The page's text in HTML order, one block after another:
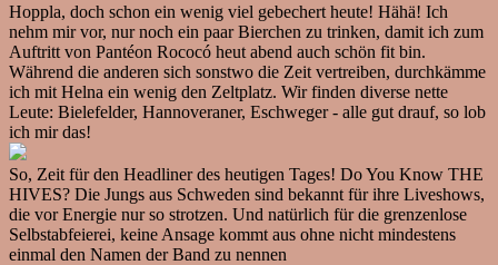
Hoppla, doch schon ein wenig viel gebechert heute! Hähä! Ich
nehm mir vor, nur noch ein paar Bierchen zu trinken, damit ich zum
Auftritt von Pantéon Rococó heut abend auch schön fit bin.
Während die anderen sich sonstwo die Zeit vertreiben, durchkämme
ich mit Helna ein wenig den Zeltplatz. Wir finden diverse nette
Leute: Bielefelder, Hannoveraner, Eschweger - alle gut drauf, so lob
ich mir das!
So, Zeit für den Headliner des heutigen Tages! Do You Know THE
HIVES? Die Jungs aus Schweden sind bekannt für ihre Liveshows,
die vor Energie nur so strotzen. Und natürlich für die grenzenlose
Selbstabfeierei, keine Ansage kommt aus ohne nicht mindestens
einmal den Namen der Band zu nennen